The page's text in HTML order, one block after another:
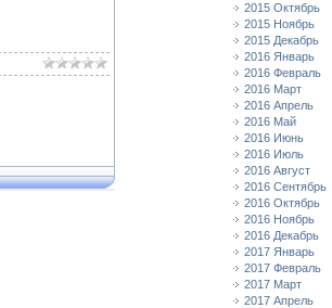
2015 Октябрь
2015 Ноябрь
2015 Декабрь
2016 Январь
2016 Февраль
2016 Март
2016 Апрель
2016 Май
2016 Июнь
2016 Июль
2016 Август
2016 Сентябрь
2016 Октябрь
2016 Ноябрь
2016 Декабрь
2017 Январь
2017 Февраль
2017 Март
2017 Апрель